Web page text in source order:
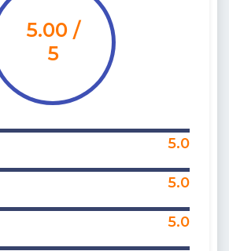
5.00 /
5
5.0
5.0
5.0